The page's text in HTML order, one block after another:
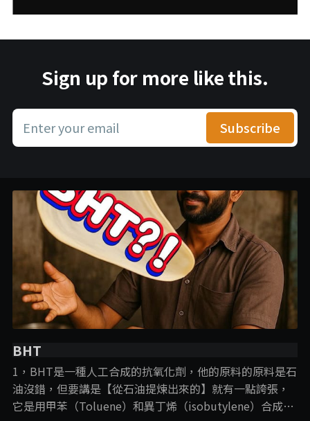
Sign up for more like this.
Enter your email Subscribe
BHT
1，BHT是一種人工合成的抗氧化劑，他的原料的原料是石
油沒錯，但要講是【從石油提煉出來的】就有一點誇張，
它是用甲苯（Toluene）和異丁烯（isobutylene）合成